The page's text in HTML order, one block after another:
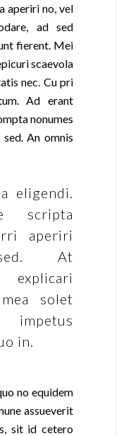
aperiri no, vel
ad sed
fierent. Mei
scaevola
nec. Cu pri
Ad erant
nonumes
An omnis
eligendi.
scripta
aperiri
At
solet
impetus
in.
no equidem
assueverit
sit id cetero